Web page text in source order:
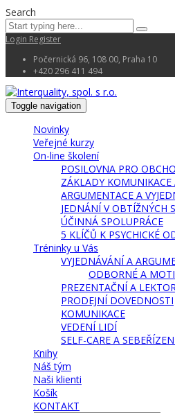
Search
Login Register
Počernická 96, 108 00, Praha 10
+420 296 411 494
Toggle navigation
Novinky
Veřejné kurzy
On-line školení
POSILOVNA PRO
ZÁKLADY KOMUNIKACE
ARGUMENTACE A
JEDNÁNÍ V OBTÍŽNÝCH
ÚČINNÁ SPOLUPRÁCE
5 KLÍČŮ K PSYCHICKÉ
Tréninky u Vás
VYJEDNÁVÁNÍ A
ODBORNÉ A
PREZENTAČNÍ A
PRODEJNÍ DOVEDNOSTI
KOMUNIKACE
VEDENÍ LIDÍ
SELF-CARE A
Knihy
Náš tým
Naši klienti
Košík
KONTAKT